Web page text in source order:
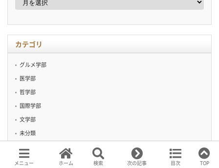
イ
カテゴリ
グルメ学部
医学部
哲学部
国際学部
文学部
未分類
栄養学部
生活部
メニュー ホーム 検索 次の記事 目次 TOP